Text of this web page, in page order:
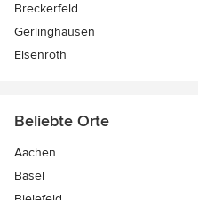
Breckerfeld
Gerlinghausen
Elsenroth
Beliebte Orte
Aachen
Basel